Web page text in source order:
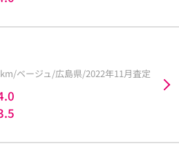
ベージュ/広島県/2022年11月査定